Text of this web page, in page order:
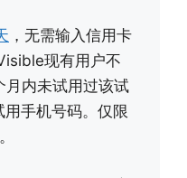
，无需输入信用卡
现有用户不
月内未试用过该试
手机号码。仅限